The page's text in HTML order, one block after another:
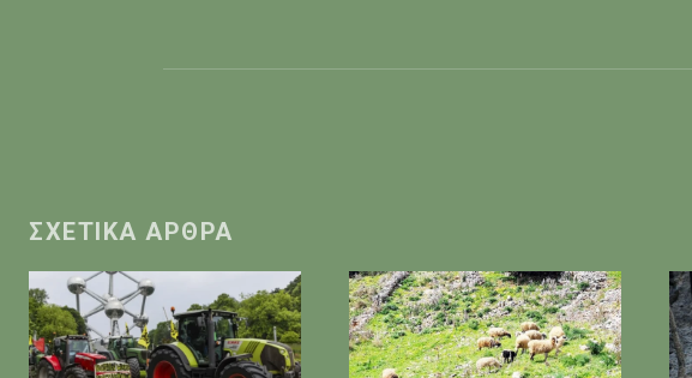
ΣΧΕΤΙΚΆ ΆΡΘΡΑ